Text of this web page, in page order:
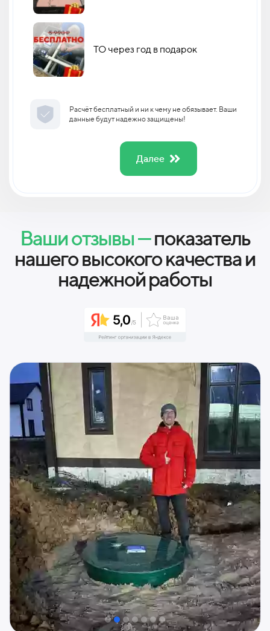
ТО через год в подарок
Расчёт бесплатный и ни к чему не обязывает. Ваши
данные будут надежно защищены!
Далее
Ваши отзывы —показатель
нашего высокого качества и
надежной работы